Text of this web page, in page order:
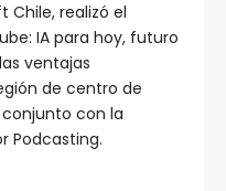
Chile, realizó el
IA para hoy, futuro
ventajas
de centro de
con la
Podcasting.